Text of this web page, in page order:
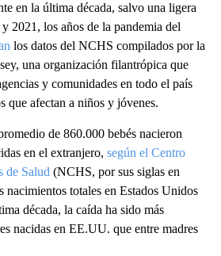
en la última década, salvo una ligera
2021, los años de la pandemia del
los datos del NCHS compilados por la
una organización filantrópica que
y comunidades en todo el país
que afectan a niños y jóvenes.
de 860.000 bebés nacieron
en el extranjero, según el Centro
de Salud (NCHS, por sus siglas en
nacimientos totales en Estados Unidos
década, la caída ha sido más
nacidas en EE.UU. que entre madres